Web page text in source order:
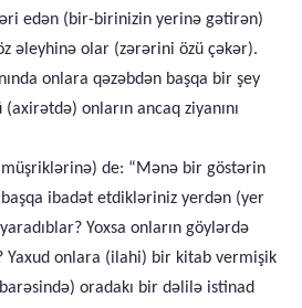
edən (bir-birinizin yerinə gətirən)
əleyhinə olar (zərərini özü çəkər).
onlara qəzəbdən başqa bir şey
onların ancaq ziyanını
de: “Mənə bir göstərin
ibadət etdikləriniz yerdən (yer
Yoxsa onların göylərdə
Yaxud onlara (ilahi) bir kitab vermişik
oradakı bir dəlilə istinad